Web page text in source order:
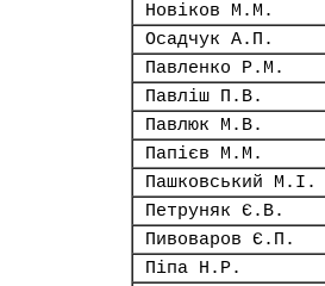
Новіков М.М.
Осадчук А.П.
Павленко Р.М.
Павліш П.В.
Павлюк М.В.
Папієв М.М.
Пашковський М.І.
Петруняк Є.В.
Пивоваров Є.П.
Піпа Н.Р.